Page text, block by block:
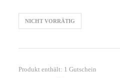
NICHT VORRÄTIG
Produkt enthält: 1Gutschein